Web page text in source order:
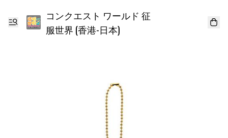
コンクエスト ワールド 征
服世界 (香港-日本)